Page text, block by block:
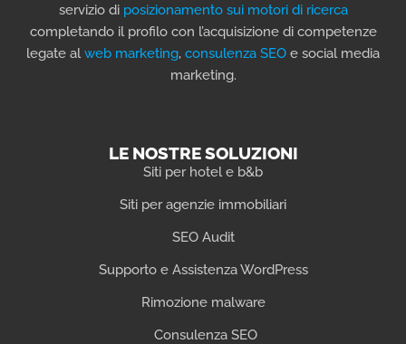
servizio di posizionamento sui motori di ricerca
completando il profilo con l’acquisizione di competenze
legate al web marketing, consulenza SEO e social media
marketing.
LE NOSTRE SOLUZIONI
Siti per hotel e b&b
Siti per agenzie immobiliari
SEO Audit
Supporto e Assistenza WordPress
Rimozione malware
Consulenza SEO